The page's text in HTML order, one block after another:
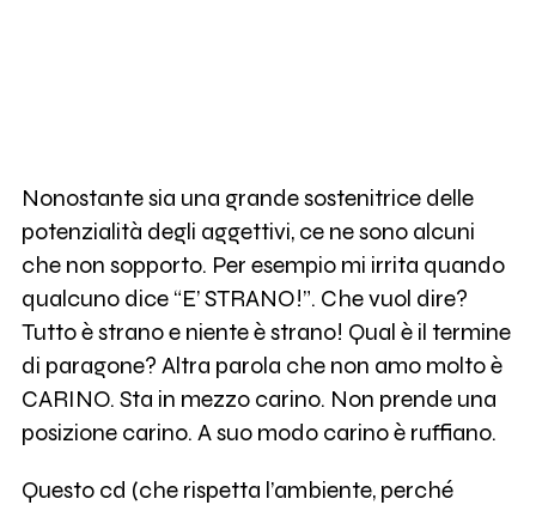
Nonostante sia una grande sostenitrice delle
potenzialità degli aggettivi, ce ne sono alcuni
che non sopporto. Per esempio mi irrita quando
qualcuno dice “E’ STRANO!”. Che vuol dire?
Tutto è strano e niente è strano! Qual è il termine
di paragone? Altra parola che non amo molto è
CARINO. Sta in mezzo carino. Non prende una
posizione carino. A suo modo carino è ruffiano.
Questo cd (che rispetta l’ambiente, perché